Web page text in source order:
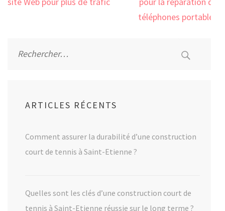
téléphones portables
ARTICLES RÉCENTS
Comment assurer la durabilité d’une construction
court de tennis à Saint-Etienne ?
Quelles sont les clés d’une construction court de
tennis à Saint-Etienne réussie sur le long terme ?